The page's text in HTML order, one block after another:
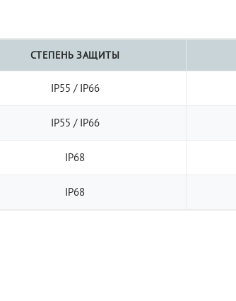
СТЕПЕНЬ ЗАЩИТЫ
IP55 / IP66
IP55 / IP66
IP68
IP68